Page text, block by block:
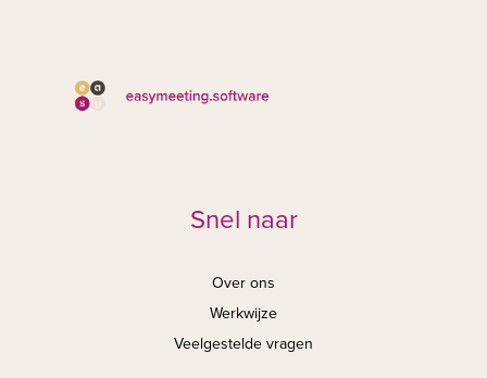
Snel naar
Over ons
Werkwijze
Veelgestelde vragen